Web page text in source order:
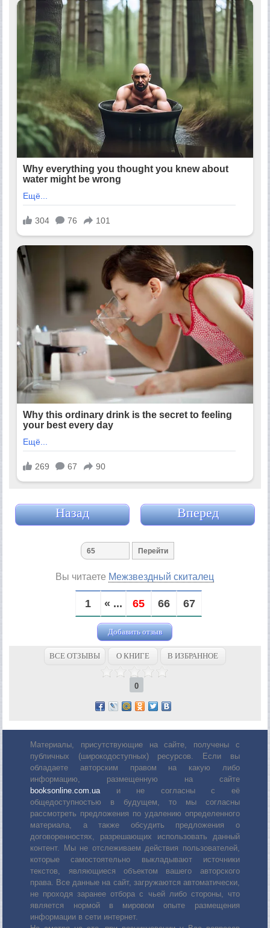
Назад Вперед
Вы читаете Межзвездный скиталец
1 « ... 65 66 67
Добавить отзыв
ВСЕ ОТЗЫВЫ О КНИГЕ В ИЗБРАННОЕ
0
Материалы, присутствующие на сайте, получены с
публичных (широкодоступных) ресурсов. Если вы
обладаете авторским правом на какую либо
информацию, размещенную на сайте
booksonline.com.uaи не согласны с её
общедоступностью в будущем, то мы согласны
рассмотреть предложения по удалению определенного
материала, а также обсудить предложения о
договоренностях, разрешающих использовать данный
контент. Мы не отслеживаем действия пользователей,
которые самостоятельно выкладывают источники
текстов, являющиеся объектом вашего авторского
права. Все данные на сайт, загружаются автоматически,
не проходя заранее отбора с чьей либо стороны, что
является нормой в мировом опыте размещения
информации в сети интернет.